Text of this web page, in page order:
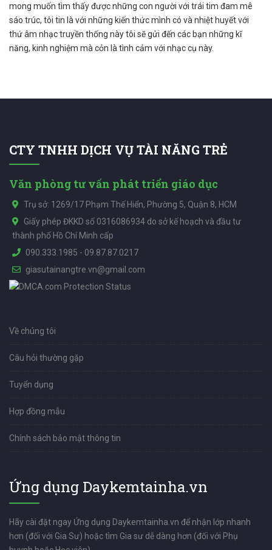
mong muốn tìm thấy được những con người với trái tim đam mê
sáo trúc, tôi tin là với những kiến thức mình có và nhiệt huyết với
thứ âm nhạc truyền thống này tôi sẽ gửi đến các bạn những kĩ
năng, kinh nghiệm mà cỏn là tình cảm với nhạc cụ này.
CTY TNHH DỊCH VỤ TÀI NĂNG TRẺ
Văn phòng tư vấn phát triển giáo dục
Trụ sở: 1269/17 Phạm Thế Hiển, Phường 5, Quận 8, HCM
Giấy phép ĐKKD số 0316086934 do sở kế hoạch và đầu tư
thành phố Hồ Chí Minh cấp
090.333.1985 - 09.87.87.0217
giasutainangtre.vn@gmail.com
Về chúng tôi
Câu hỏi thường gặp
Tuyển dụng
Hợp đồng mẫu
Chính sách bảo mật thông tin
Ứng dụng Daykemtainha.vn
Hãy cài đặt ngay Ứng dụng Daykemtainha.vn để nhận lớp nhanh
hơn (đối với Gia Sư) hoặc tìm Gia sư dễ dàng hơn (đối với Phụ